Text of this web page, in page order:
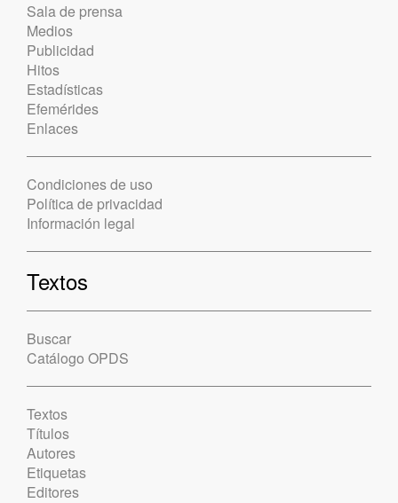
Sala de prensa
Medios
Publicidad
Hitos
Estadísticas
Efemérides
Enlaces
Condiciones de uso
Política de privacidad
Información legal
Textos
Buscar
Catálogo OPDS
Textos
Títulos
Autores
Etiquetas
Editores